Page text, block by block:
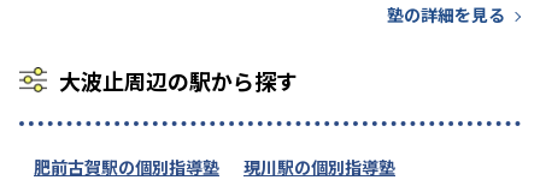
塾の詳細を見る
大波止周辺の駅から探す
肥前古賀駅の個別指導塾
現川駅の個別指導塾